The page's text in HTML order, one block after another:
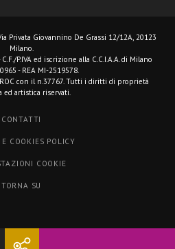
Privata Giovannino De Grassi 12/12A, 20123
Milano.
P.IVA ed iscrizione alla C.C.I.A.A. di Milano
- REA MI-2519578.
con il n.37767. Tutti i diritti di proprietà
ed artistica riservati.
CONTATTI
E COOKIES POLICY
COOKIE
TORNA SU